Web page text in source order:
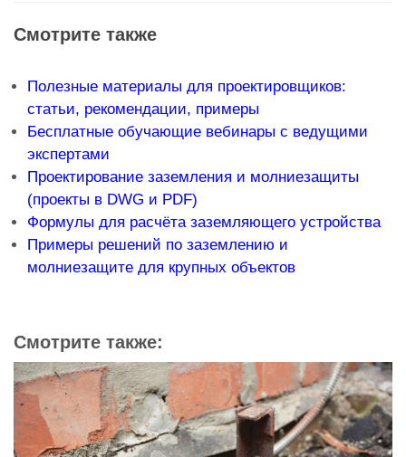
Смотрите также
Полезные материалы для проектировщиков:
статьи, рекомендации, примеры
Бесплатные обучающие вебинары с ведущими
экспертами
Проектирование заземления и молниезащиты
(проекты в DWG и PDF)
Формулы для расчёта заземляющего устройства
Примеры решений по заземлению и
молниезащите для крупных объектов
Смотрите также: